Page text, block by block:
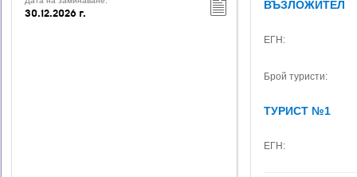
30.12.2026 г.
ВЪЗЛОЖИТЕЛ
ЕГН:
Брой туристи:
ТУРИСТ №1
ЕГН: